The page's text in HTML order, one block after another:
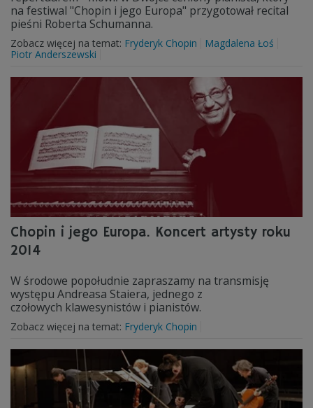
na festiwal "Chopin i jego Europa" przygotował recital
pieśni Roberta Schumanna.
Zobacz więcej na temat: Fryderyk Chopin
Magdalena Łoś
Piotr Anderszewski
Chopin i jego Europa. Koncert artysty roku
2014
W środowe popołudnie zapraszamy na transmisję
występu Andreasa Staiera, jednego z
czołowych klawesynistów i pianistów.
Zobacz więcej na temat: Fryderyk Chopin